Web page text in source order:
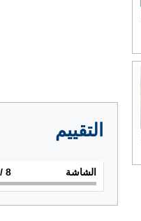
التقييم
الشاشة 8
/ 10